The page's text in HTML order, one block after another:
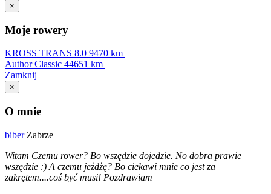
×
Moje rowery
KROSS TRANS 8.0 9470 km
Author Classic 44651 km
Zamknij
×
O mnie
biber Zabrze
Witam Czemu rower? Bo wszędzie dojedzie. No dobra prawie
wszędzie :) A czemu jeżdżę? Bo ciekawi mnie co jest za
zakrętem....coś być musi! Pozdrawiam